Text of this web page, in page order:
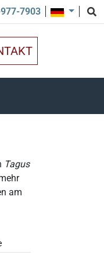
7903
Tagus
am